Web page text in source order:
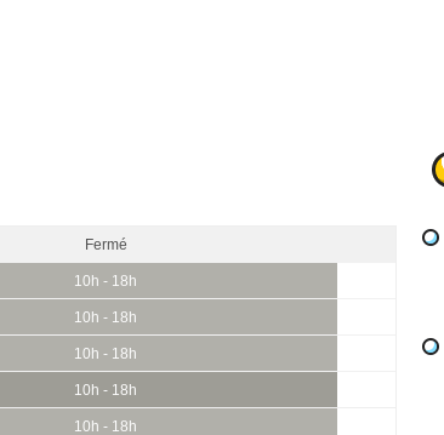
Fermé
10h - 18h
10h - 18h
10h - 18h
10h - 18h
10h - 18h